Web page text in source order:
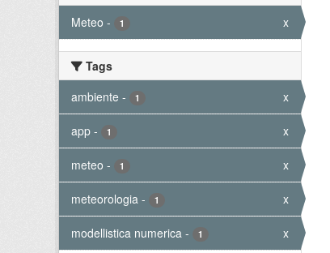
Meteo - 1 x
Tags
ambiente - 1 x
app - 1 x
meteo - 1 x
meteorologia - 1 x
modellistica numerica - 1 x